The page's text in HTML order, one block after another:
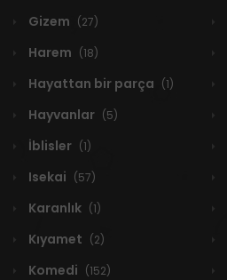
Gizem (27)
Harem (18)
Hayattan bir parça (1)
Hayvanlar (5)
İblisler (1)
Isekai (57)
Karanlık (1)
Kıyamet (2)
Komedi (152)